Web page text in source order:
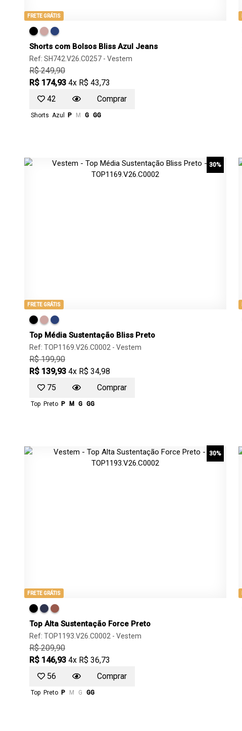
FRETE GRÁTIS
Shorts com Bolsos Bliss Azul Jeans
Ref: SH742.V26.C0257 - Vestem
R$ 249,90
R$ 174,93 4x R$ 43,73
42
Comprar
Shorts Azul P M G GG
30%
FRETE GRÁTIS
Top Média Sustentação Bliss Preto
Ref: TOP1169.V26.C0002 - Vestem
R$ 199,90
R$ 139,93 4x R$ 34,98
75
Comprar
Top Preto P M G GG
30%
FRETE GRÁTIS
Top Alta Sustentação Force Preto
Ref: TOP1193.V26.C0002 - Vestem
R$ 209,90
R$ 146,93 4x R$ 36,73
56
Comprar
Top Preto P M G GG